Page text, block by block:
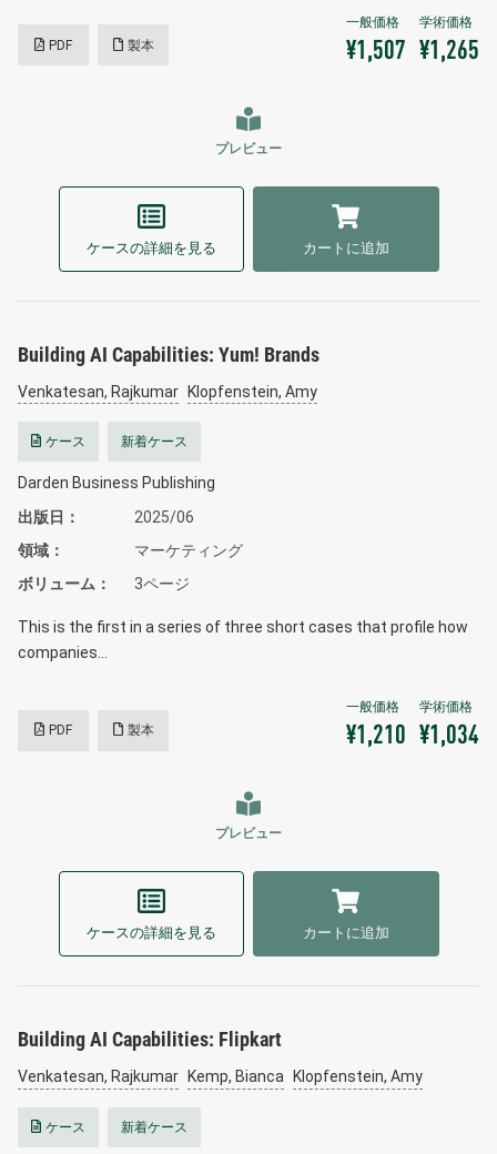
PDF 製本 ¥1,507 ¥1,265
プレビュー
ケースの詳細を見る カートに追加
Building AI Capabilities: Yum! Brands
Venkatesan, Rajkumar Klopfenstein, Amy
ケース 新着ケース
Darden Business Publishing
出版日
2025/06
領域
マーケティング
ボリューム
3ページ
This is the first in a series of three short cases that profile how
companies…
PDF 製本 ¥1,210 ¥1,034
プレビュー
ケースの詳細を見る カートに追加
Building AI Capabilities: Flipkart
Venkatesan, Rajkumar Kemp, Bianca Klopfenstein, Amy
ケース 新着ケース